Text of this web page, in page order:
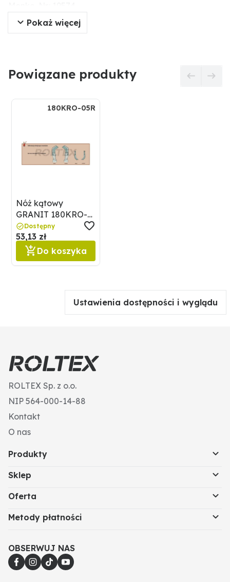
Szerokość robocza (mm): 145
Rozstaw otworów (mm): 75
Pokaż więcej
Powiązane produkty
180KRO-05R
Nóż kątowy
GRANIT 180KRO-
05RDostępny
53,13 zł
Do koszyka
Ustawienia dostępności i wyglądu
ROLTEX Sp. z o.o.
NIP 564-000-14-88
Kontakt
O nas
Produkty
Sklep
Oferta
Metody płatności
OBSERWUJ NAS